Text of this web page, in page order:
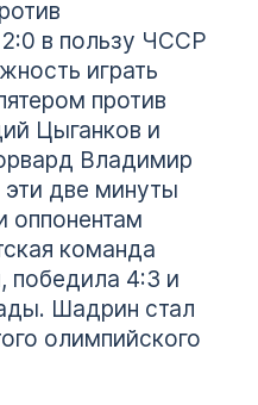
в пользу ЧССР
играть
против
Цыганков и
Владимир
две минуты
оппонентам
команда
победила 4:3 и
Шадрин стал
олимпийского